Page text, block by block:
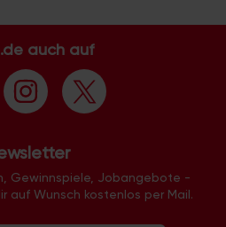
auch auf
Gewinnspiele, Jobangebote -
auf Wunsch kostenlos per Mail.